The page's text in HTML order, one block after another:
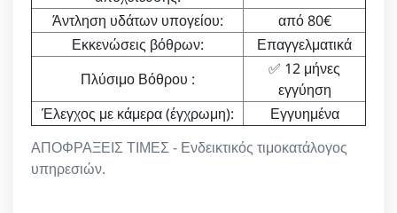
ΑΠΟΦΡΑΞΕΙΣ ΤΙΜΕΣ - Ενδεικτικός τιμοκατάλογος
υπηρεσιών.
Άντληση υδάτων υπογείου:
από 80€
Εκκενώσεις βόθρων:
Επαγγελματικά
Πλύσιμο Βόθρου :
✅ 12 μήνες
εγγύηση
Έλεγχος με κάμερα (έγχρωμη):
Εγγυημένα